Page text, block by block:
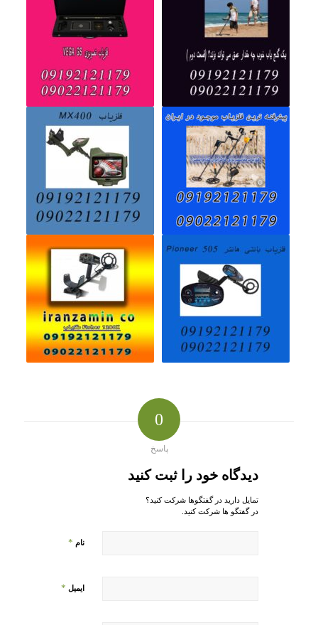
0
پاسخ
دیدگاه خود را ثبت کنید
تمایل دارید در گفتگوها شرکت کنید؟
در گفتگو ها شرکت کنید.
نام *
ایمیل *